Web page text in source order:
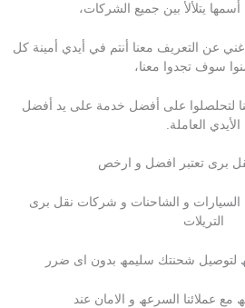
يتلألأ بين جميع الشركات،
غني عن التعريف معنا أنتم في أيدي أمينة كل
سوف تجدوا معنا،
لتحلصلوا على أفضل خدمة على يد أفضل
الأيدي العاملة.
برى تعتبر افضل و ارخص
و الشاحنات و شركات نقل برى
التریلات
لتوصیل شحنتك سلیمھ بدون اى ضرر
مع عملائنا السرعھ و الامان عند